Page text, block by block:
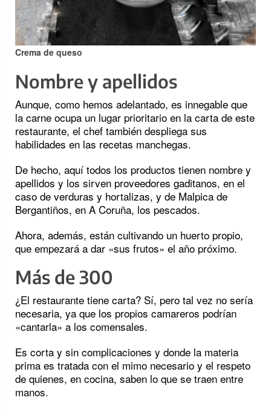
Crema de queso
Nombre y apellidos
Aunque, como hemos adelantado, es innegable que
la carne ocupa un lugar prioritario en la carta de este
restaurante, el chef también despliega sus
habilidades en las recetas manchegas.
De hecho, aquí todos los productos tienen nombre y
apellidos y los sirven proveedores gaditanos, en el
caso de verduras y hortalizas, y de Malpica de
Bergantiños, en A Coruña, los pescados.
Ahora, además, están cultivando un huerto propio,
que empezará a dar «sus frutos» el año próximo.
Más de 300
¿El restaurante tiene carta? Sí, pero tal vez no sería
necesaria, ya que los propios camareros podrían
«cantarla» a los comensales.
Es corta y sin complicaciones y donde la materia
prima es tratada con el mimo necesario y el respeto
de quienes, en cocina, saben lo que se traen entre
manos.